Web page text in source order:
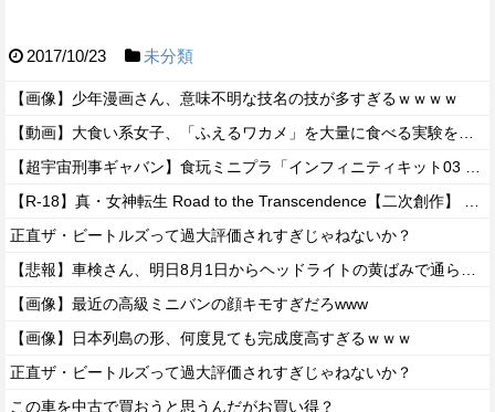
2017/10/23 未分類
【画像】少年漫画さん、意味不明な技名の技が多すぎるｗｗｗｗ
正直ザ・ビートルズって過大評価されすぎじゃねないか？
【画像】最近の高級ミニバンの顔キモすぎだろwww
【画像】日本列島の形、何度見ても完成度高すぎるｗｗｗ
正直ザ・ビートルズって過大評価されすぎじゃねないか？
この車を中古で買おうと思うんだがお買い得？